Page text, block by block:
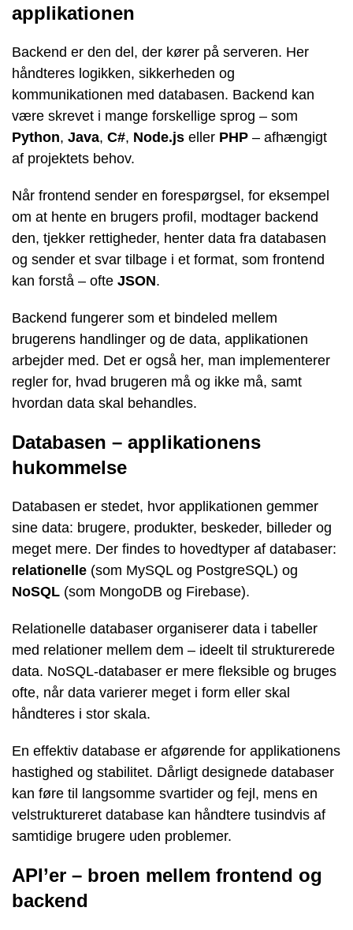
applikationen
Backend er den del, der kører på serveren. Her
håndteres logikken, sikkerheden og
kommunikationen med databasen. Backend kan
være skrevet i mange forskellige sprog – som
Python, Java, C#, Node.js eller PHP – afhængigt
af projektets behov.
Når frontend sender en forespørgsel, for eksempel
om at hente en brugers profil, modtager backend
den, tjekker rettigheder, henter data fra databasen
og sender et svar tilbage i et format, som frontend
kan forstå – ofte JSON.
Backend fungerer som et bindeled mellem
brugerens handlinger og de data, applikationen
arbejder med. Det er også her, man implementerer
regler for, hvad brugeren må og ikke må, samt
hvordan data skal behandles.
Databasen – applikationens
hukommelse
Databasen er stedet, hvor applikationen gemmer
sine data: brugere, produkter, beskeder, billeder og
meget mere. Der findes to hovedtyper af databaser:
relationelle (som MySQL og PostgreSQL) og
NoSQL (som MongoDB og Firebase).
Relationelle databaser organiserer data i tabeller
med relationer mellem dem – ideelt til strukturerede
data. NoSQL-databaser er mere fleksible og bruges
ofte, når data varierer meget i form eller skal
håndteres i stor skala.
En effektiv database er afgørende for applikationens
hastighed og stabilitet. Dårligt designede databaser
kan føre til langsomme svartider og fejl, mens en
velstruktureret database kan håndtere tusindvis af
samtidige brugere uden problemer.
API’er – broen mellem frontend og
backend